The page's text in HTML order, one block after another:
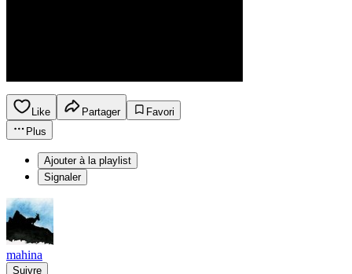
Like Partager
Favori
Plus
Ajouter à la playlist
Signaler
mahina
Suivre